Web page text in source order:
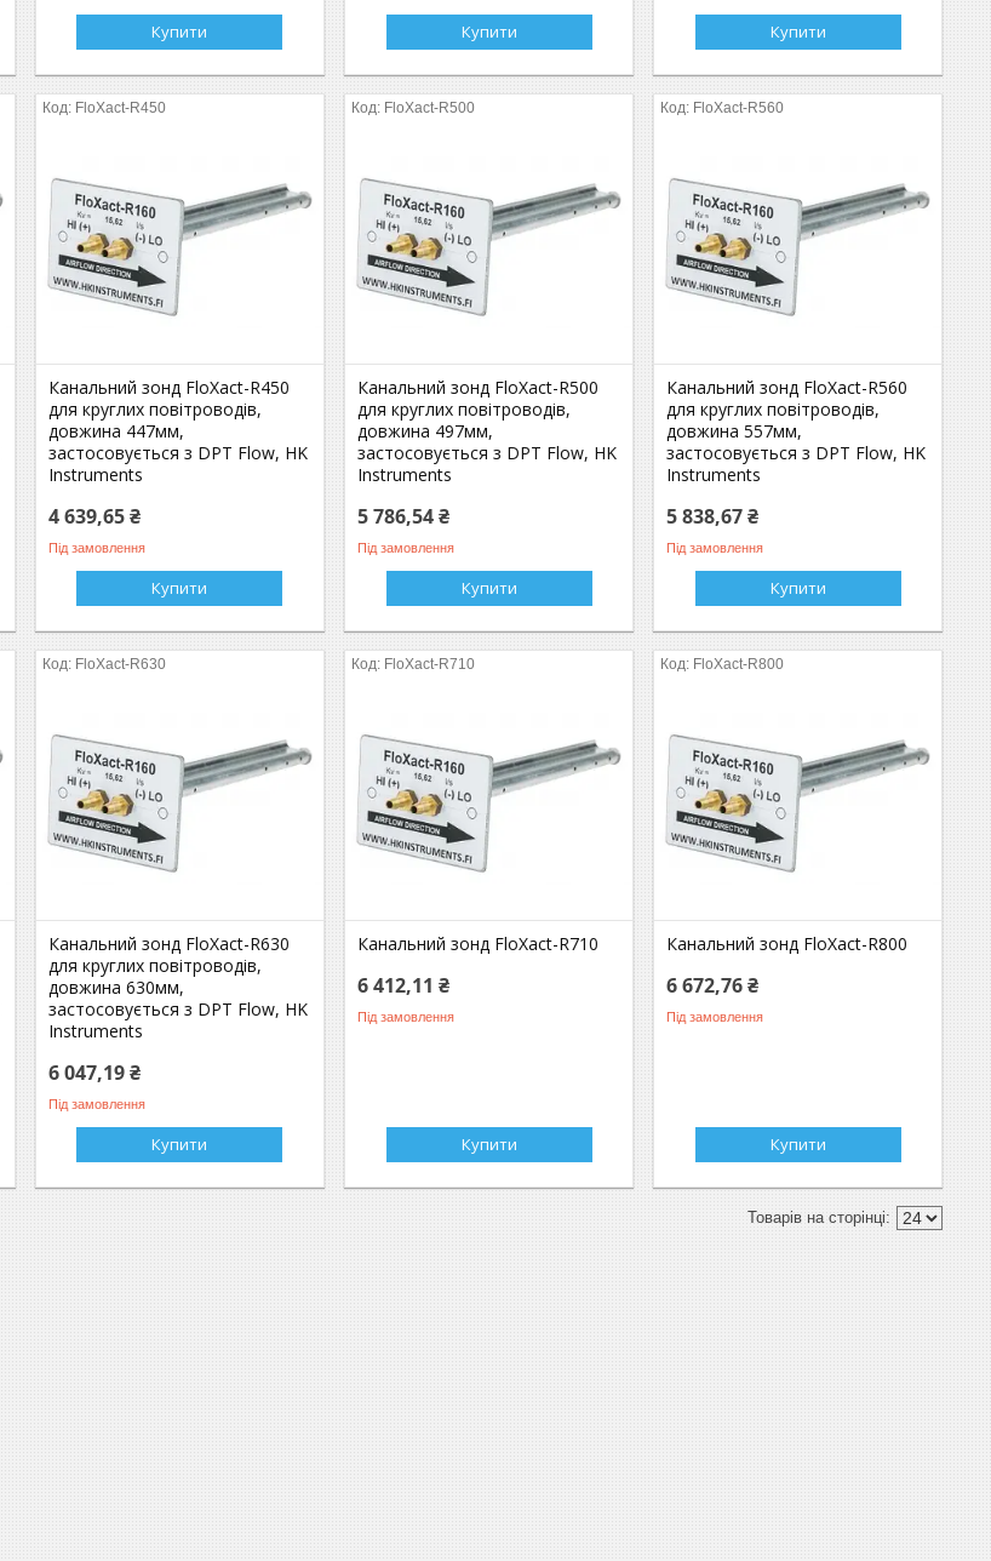
Купити Купити Купити
FloXact-R450
Канальний зонд FloXact-R450
для круглих повітроводів,
довжина 447мм,
застосовується з DPT Flow, HK
Instruments
4 639,65 ₴
Під замовлення
Купити
FloXact-R500
Канальний зонд FloXact-R500
для круглих повітроводів,
довжина 497мм,
застосовується з DPT Flow, HK
Instruments
5 786,54 ₴
Під замовлення
Купити
FloXact-R560
Канальний зонд FloXact-R560
для круглих повітроводів,
довжина 557мм,
застосовується з DPT Flow, HK
Instruments
5 838,67 ₴
Під замовлення
Купити
FloXact-R630
Канальний зонд FloXact-R630
для круглих повітроводів,
довжина 630мм,
застосовується з DPT Flow, HK
Instruments
6 047,19 ₴
Під замовлення
Купити
FloXact-R710
Канальний зонд FloXact-R710
6 412,11 ₴
Під замовлення
Купити
FloXact-R800
Канальний зонд FloXact-R800
6 672,76 ₴
Під замовлення
Купити